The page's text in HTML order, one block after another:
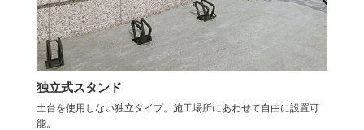
独立式スタンド
土台を使用しない独立タイプ。施工場所にあわせて自由に設置可
能。